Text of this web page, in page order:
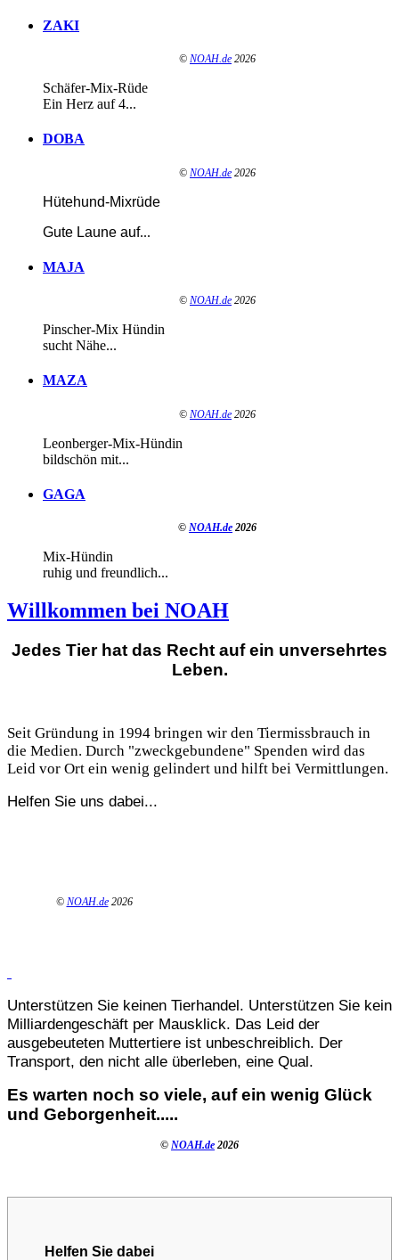
ZAKI
© NOAH.de 2026
Schäfer-Mix-Rüde
Ein Herz auf 4...
DOBA
© NOAH.de 2026
Hütehund-Mixrüde
Gute Laune auf...
MAJA
© NOAH.de 2026
Pinscher-Mix Hündin
sucht Nähe...
MAZA
© NOAH.de 2026
Leonberger-Mix-Hündin
bildschön mit...
GAGA
© NOAH.de 2026
Mix-Hündin
ruhig und freundlich...
Willkommen bei NOAH
Jedes Tier hat das Recht auf ein unversehrtes
Leben.
Seit Gründung in 1994 bringen wir den Tiermissbrauch in
die Medien. Durch "zweckgebundene" Spenden wird das
Leid vor Ort ein wenig gelindert und hilft bei Vermittlungen.
Helfen Sie uns dabei...
© NOAH.de 2026
Unterstützen Sie keinen Tierhandel. Unterstützen Sie kein
Milliardengeschäft per Mausklick. Das Leid der
ausgebeuteten Muttertiere ist unbeschreiblich. Der
Transport, den nicht alle überleben, eine Qual.
Es warten noch so viele, auf ein wenig Glück
und Geborgenheit.....
© NOAH.de 2026
Helfen Sie dabei